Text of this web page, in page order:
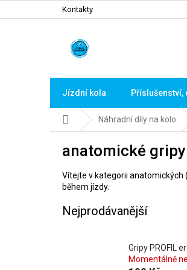
na
Kontakty
Jízdní kola Příslušenství,
Domů Náhradní díly na kolo
anatomické gripy
Vítejte v kategorii anatomických
během jízdy.
Nejprodávanější
Gripy PROFIL
Momentálně